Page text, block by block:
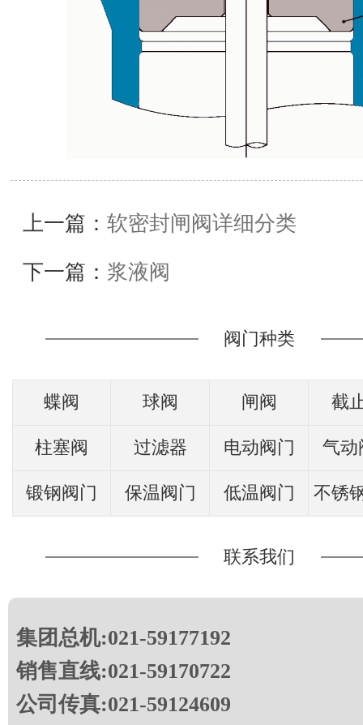
上一篇： 软密封闸阀详细分类
下一篇： 浆液阀
阀门种类
蝶阀 球阀 闸阀 截
柱塞阀 过滤器 电动阀门 气动
锻钢阀门 保温阀门 低温阀门 不锈
联系我们
集团总机:021-59177192
销售直线:021-59170722
公司传真:021-59124609